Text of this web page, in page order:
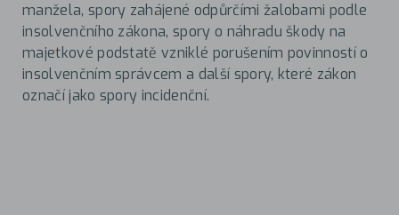
manžela, spory zahájené odpůrčími žalobami podle
insolvenčního zákona, spory o náhradu škody na
majetkové podstatě vzniklé porušením povinností o
insolvenčním správcem a další spory, které zákon
označí jako spory incidenční.